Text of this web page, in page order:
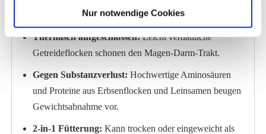
Nur notwendige Cookies
Vorteile im Überblick:
Thermisch aufgeschlossen:Leicht verdauliche
Getreideflocken schonen den Magen-Darm-Trakt.
Gegen Substanzverlust: Hochwertige Aminosäuren
und Proteine aus Erbsenflocken und Leinsamen beugen
Gewichtsabnahme vor.
2-in-1 Fütterung: Kann trocken oder eingeweicht als